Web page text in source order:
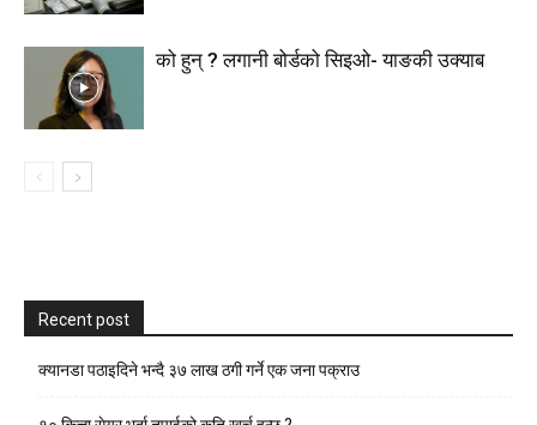
को हुन् ? लगानी बोर्डको सिइओ- याङकी उक्याब
Recent post
क्यानडा पठाइदिने भन्दै ३७ लाख ठगी गर्ने एक जना पक्राउ